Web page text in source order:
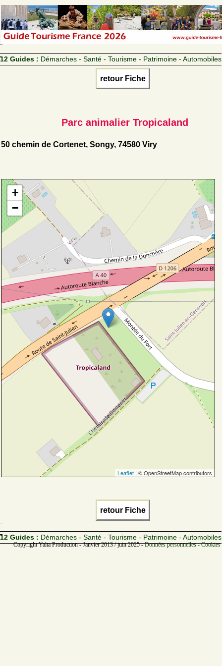
12 Guides : Démarches - Santé - Tourisme - Patrimoine - Automobiles
retour Fiche
Parc animalier Tropicaland
50 chemin de Cortenet, Songy, 74580 Viry
+
−
Leaflet | © OpenStreetMap contributors
retour Fiche
12 Guides : Démarches - Santé - Tourisme - Patrimoine - Automobiles
Copyright Yalta Production - Janvier 2013 / juin 2025 -Données personnelles -